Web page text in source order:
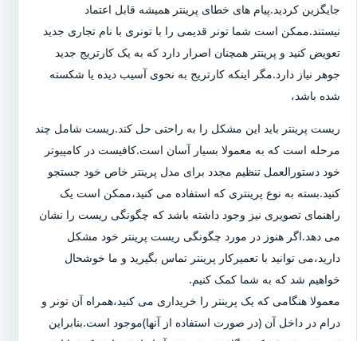
جایگزین کردید.پیام های خطای پرینتر همیشه قابل اعتماد
نیستند.ممکن است شما تونر قدیمی را با تونری با نام تجاری جدید
تعویض کنید و پرینتر همچنان اصرار دارد که به یک کارتریج جدید
جوهر نیاز دارد.مگر اینکه کارتریج به نحوی آسیب دیده یا شکسته
شده باشد،
ریست پرینتر باید این مشکل را به راحتی حل کند.ریست شامل چند
مرحله است که به معمولا بسیار آسان است.کافیست در کامپیوتر
خود دستورالعمل تنظیم مجدد برای مدل پرینتر خاص خود جستجو
کنید.بسته به نوع پرینتری که استفاده می کنید،ممکن است یک
راهنمای تصویری نیز وجود داشته باشد که چگونگی ریست را نشان
می دهد.اگر هنوز در مورد چگونگی ریست پرینتر خود مشکل
دارید،می توانید با تعمیرکار پرینتر تماس بگیرید و ما خوشحال
خواهیم شد که به شما کمک کنیم.
معمولا هنگامی که یک پرینتر را خریداری می کنید،همراه آن تونر و
درام در داخل آن (در صورت استفاده از آنها)موجود است.بنابراین